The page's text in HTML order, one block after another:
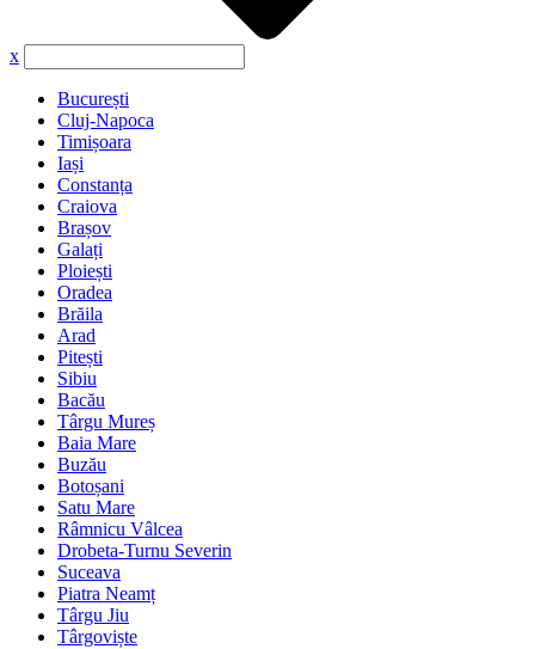
x
București
Cluj-Napoca
Timișoara
Iași
Constanța
Craiova
Brașov
Galați
Ploiești
Oradea
Brăila
Arad
Pitești
Sibiu
Bacău
Târgu Mureș
Baia Mare
Buzău
Botoșani
Satu Mare
Râmnicu Vâlcea
Drobeta-Turnu Severin
Suceava
Piatra Neamț
Târgu Jiu
Târgoviște